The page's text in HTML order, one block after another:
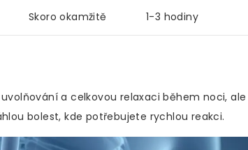
Skoro okamžitě 1-3 hodiny
a celkovou relaxaci během noci, ale
bolest, kde potřebujete rychlou reakci.